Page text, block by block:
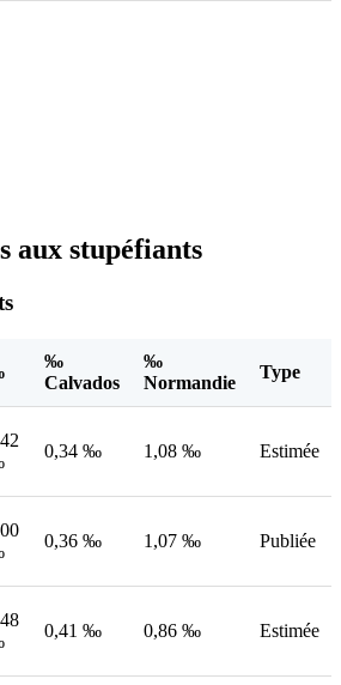
aux stupéfiants
‰
Calvados
‰
Normandie
Type
0,34 ‰ 1,08 ‰ Estimée
0,36 ‰ 1,07 ‰ Publiée
0,41 ‰ 0,86 ‰ Estimée